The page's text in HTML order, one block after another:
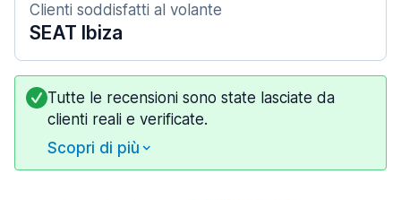
Clienti soddisfatti al volante
SEAT Ibiza
Tutte le recensioni sono state lasciate da
clienti reali e verificate.
Scopri di più